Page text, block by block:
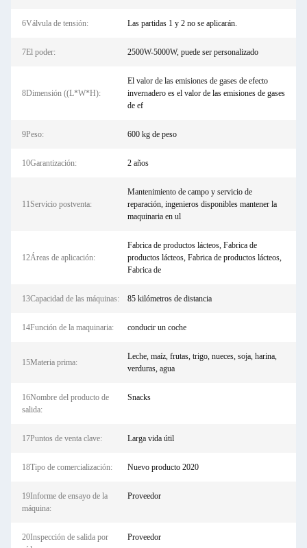
6Válvula de tensión: Las partidas 1 y 2 no se aplicarán.
7El poder: 2500W-5000W, puede ser personalizado
8Dimensión ((L*W*H):
El valor de las emisiones de gases de efecto
invernadero es el valor de las emisiones de gases
de ef
9Peso: 600 kg de peso
10Garantización: 2 años
11Servicio postventa:
Mantenimiento de campo y servicio de
reparación, ingenieros disponibles mantener la
maquinaria en ul
12Áreas de aplicación:
Fabrica de productos lácteos, Fabrica de
productos lácteos, Fabrica de productos lácteos,
Fabrica de
13Capacidad de las máquinas: 85 kilómetros de distancia
14Función de la maquinaria: conducir un coche
15Materia prima:
Leche, maíz, frutas, trigo, nueces, soja, harina,
verduras, agua
16Nombre del producto de
salida:
Snacks
17Puntos de venta clave: Larga vida útil
18Tipo de comercialización: Nuevo producto 2020
19Informe de ensayo de la
máquina:
Proveedor
20Inspección de salida por
Proveedor